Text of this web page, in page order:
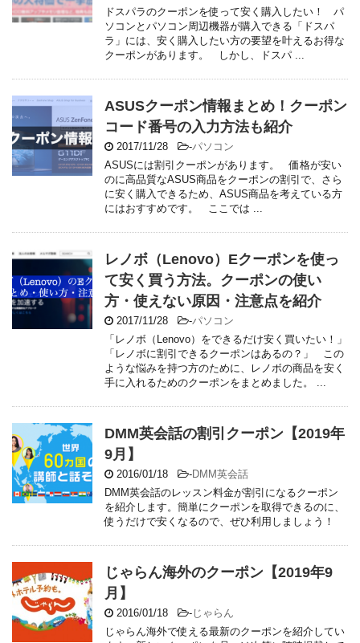
ドスパラのクーポンを使って安く購入したい！ パ
ソコンとパソコン周辺機器が購入できる「ドスパ
ラ」には、安く購入したい方の要望を叶えるお得な
クーポンがあります。 しかし、ドスパ ...
ASUSクーポン情報まとめ！クーポン
コード番号の入力方法も紹介
2017/11/28 -パソコン
ASUSには割引クーポンがあります。 価格が安い
のに高品質なASUS商品をクーポンの割引で、さら
に安く購入できるため、ASUS商品を考えている方
にはおすすめです。 ここでは ...
レノボ（Lenovo）Eクーポンを使っ
て安く買う方法。クーポンの使い
方・使えない原因・注意点を紹介
2017/11/28 -パソコン
「レノボ（Lenovo）をできるだけ安く買いたい！」
「レノボに割引できるクーポンはあるの？」 この
ような悩みを持つ方のために、レノボの商品を安く
手に入れるためのクーポンをまとめました。 ...
DMM英会話の割引クーポン【2019年
9月】
2016/01/18 -DMM英会話
DMM英会話のレッスン料金が割引になるクーポン
を紹介します。簡単にクーポンを取得できるのに、
使うだけで安くなるので、ぜひ利用しましょう！
じゃらん海外のクーポン【2019年9
月】
2016/01/18 - じゃらん
じゃらん海外で使える最新のクーポンを紹介してい